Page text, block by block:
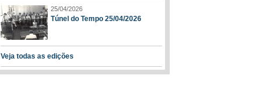
25/04/2026
Túnel do Tempo 25/04/2026
Veja todas as edições